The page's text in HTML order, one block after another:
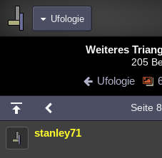
Ufologie
Chat Wiki Neuigkeiten
meine Rubriken
Menschen Wissenschaft
Weiteres
205
Ufologie
Seite 8
stanley71